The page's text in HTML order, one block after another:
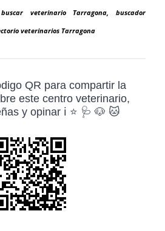
veterinario Tarragona, buscador
veterinarios Tarragona
QR para compartir la
este centro veterinario,
y opinar ℹ️ ⭐ 🩺 🐶 🐱